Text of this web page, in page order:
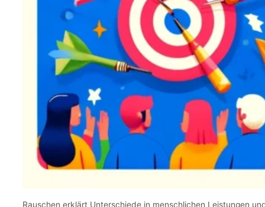
Rauschen erklärt Unterschiede in menschlichen Leistungen